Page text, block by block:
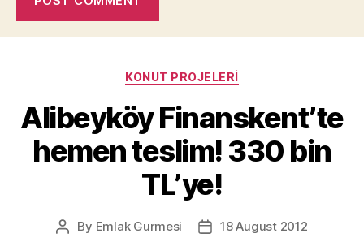
Categories
KONUT PROJELERI
Alibeyköy Finanskent’te
hemen teslim! 330 bin
TL’ye!
Post
By Emlak Gurmesi
Post18 August 2012